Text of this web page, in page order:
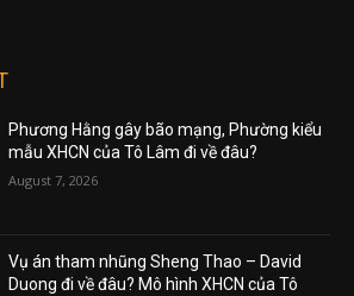
Phương Hằng gây bão mạng, Phường kiểu
mẫu XHCN của Tô Lâm đi về đâu?
August 7, 2026
Vụ án tham nhũng Sheng Thao – David
Duong đi về đâu? Mô hình XHCN của Tô